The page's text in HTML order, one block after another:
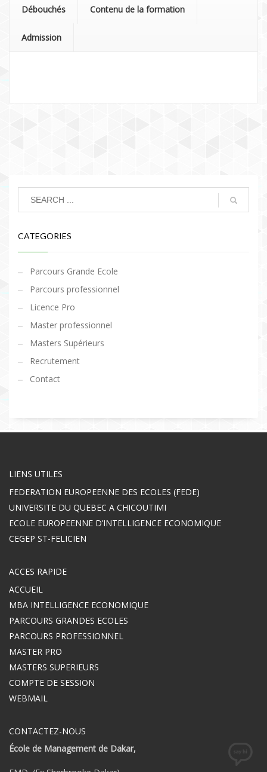
Débouchés Contenu de la formation
Admission
CATEGORIES
Parcours Grande Ecole
Parcours professionnel
Licence Pro
Master professionnel
Masters Supérieurs
Recrutement
Contact
LIENS UTILES
FEDERATION EUROPEENNE DES ECOLES (FEDE)
UNIVERSITE DU QUEBEC A CHICOUTIMI
ECOLE EUROPEENNE D’INTELLIGENCE ECONOMIQUE
CEGEP ST-FELICIEN
ACCES RAPIDE
ACCUEIL
MBA INTELLIGENCE ECONOMIQUE
PARCOURS GRANDES ECOLES
PARCOURS PROFESSIONNEL
MASTER PRO
MASTERS SUPERIEURS
COMPTE DE SESSION
WEBMAIL
CONTACTEZ-NOUS
École de Management de Dakar,